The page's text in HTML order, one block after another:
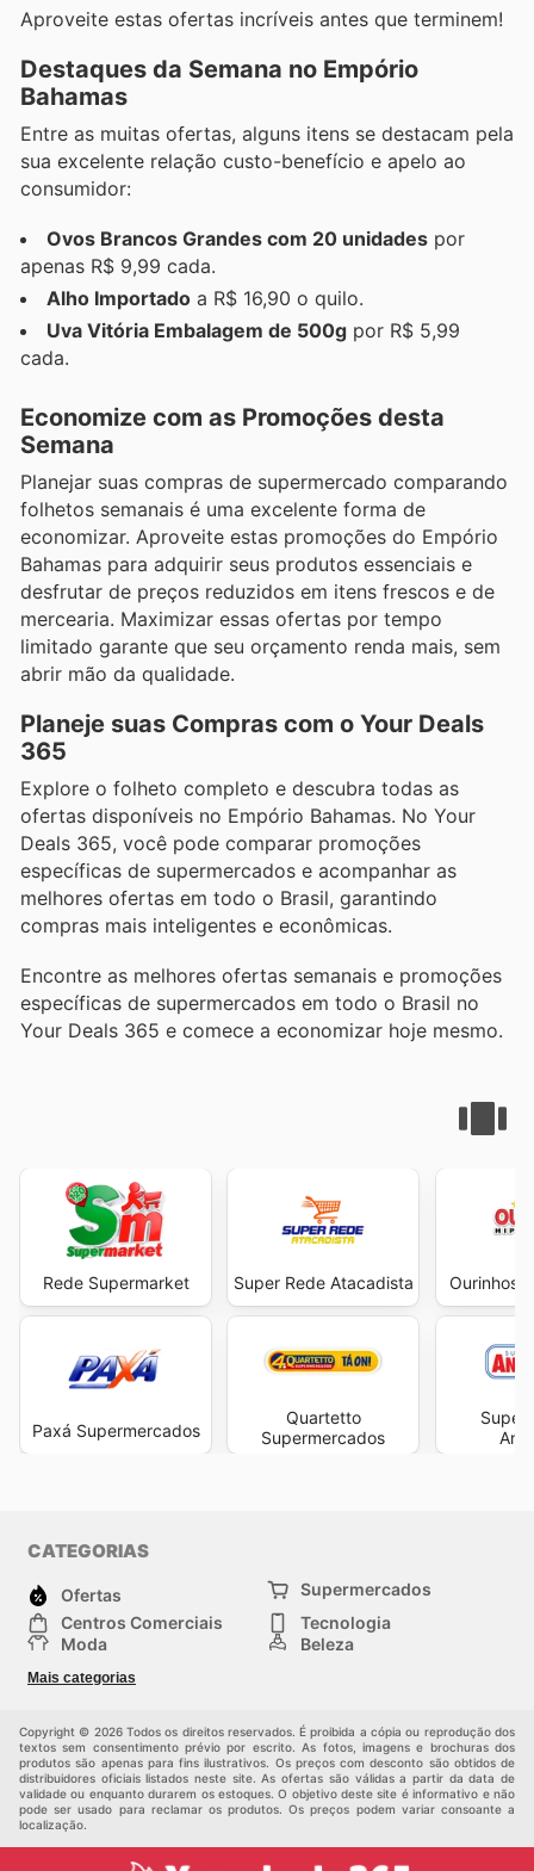
Aproveite estas ofertas incríveis antes que terminem!
Destaques da Semana no Empório
Bahamas
Entre as muitas ofertas, alguns itens se destacam pela
sua excelente relação custo-benefício e apelo ao
consumidor:
Ovos Brancos Grandes com 20 unidades por
apenas R$ 9,99 cada.
Alho Importado a R$ 16,90 o quilo.
Uva Vitória Embalagem de 500g por R$ 5,99
cada.
Economize com as Promoções desta
Semana
Planejar suas compras de supermercado comparando
folhetos semanais é uma excelente forma de
economizar. Aproveite estas promoções do Empório
Bahamas para adquirir seus produtos essenciais e
desfrutar de preços reduzidos em itens frescos e de
mercearia. Maximizar essas ofertas por tempo
limitado garante que seu orçamento renda mais, sem
abrir mão da qualidade.
Planeje suas Compras com o Your Deals
365
Explore o folheto completo e descubra todas as
ofertas disponíveis no Empório Bahamas. No Your
Deals 365, você pode comparar promoções
específicas de supermercados e acompanhar as
melhores ofertas em todo o Brasil, garantindo
compras mais inteligentes e econômicas.
Encontre as melhores ofertas semanais e promoções
específicas de supermercados em todo o Brasil no
Your Deals 365 e comece a economizar hoje mesmo.
Rede Supermarket
Paxá Supermercados
Super Rede Atacadista
Quartetto
Supermercados
Ourinhos
CATEGORIAS
Ofertas
Supermercados
Centros Comerciais
Tecnologia
Moda
Beleza
Construção e jardinagem
Mais categorias
Copyright © 2026 Todos os direitos reservados. É proibida a cópia ou reprodução dos
textos sem consentimento prévio por escrito. As fotos, imagens e brochuras dos
produtos são apenas para fins ilustrativos. Os preços com desconto são obtidos de
distribuidores oficiais listados neste site. As ofertas são válidas a partir da data de
validade ou enquanto durarem os estoques. O objetivo deste site é informativo e não
pode ser usado para reclamar os produtos. Os preços podem variar consoante a
localização.